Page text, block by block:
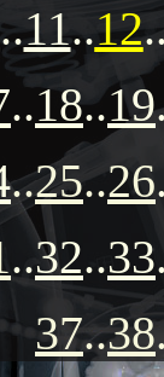
..11..12..
..18..19
..25..26
..32..33
37..38